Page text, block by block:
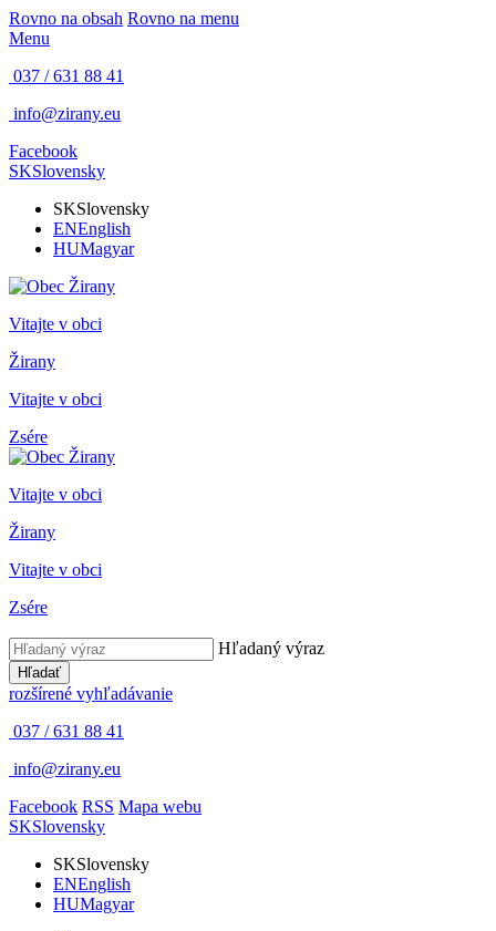
Rovno na obsah Rovno na menu
Menu
037 / 631 88 41
info@zirany.eu
Facebook
SKSlovensky
SKSlovensky
ENEnglish
HUMagyar
Vitajte v obci
Žirany
Vitajte v obci
Zsére
Vitajte v obci
Žirany
Vitajte v obci
Zsére
Hľadaný výraz
Hľadať
rozšírené vyhľadávanie
037 / 631 88 41
info@zirany.eu
Facebook RSS Mapa webu
SKSlovensky
SKSlovensky
ENEnglish
HUMagyar